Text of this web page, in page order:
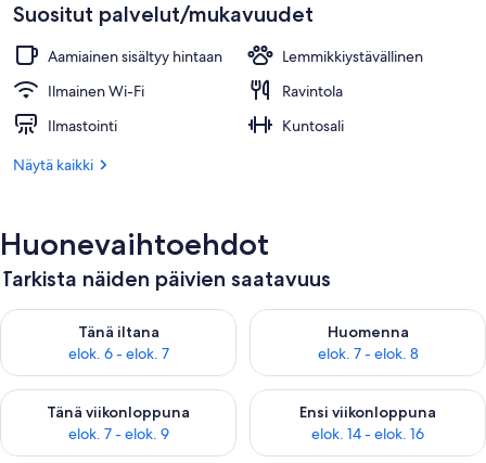
2 ravintolaa, joissa tarjoillaan lounas
Suositut palvelut/mukavuudet
Aamiainen sisältyy hintaan
Lemmikkiystävällinen
Ilmainen Wi-Fi
Ravintola
Ilmastointi
Kuntosali
Näytä kaikki
Huonevaihtoehdot
Tarkista näiden päivien saatavuus
Tänä iltana
elok. 6 - elok. 7
Tarkista tämän illan saatavuus elok. 6 - elok. 7
Huomenna
elok. 7 - elok. 8
Tarkista huomisen saatavuus
Tänä viikonloppuna
elok. 7 - elok. 9
Tarkista tämän viikonlopun saatavuus elok. 7 - elok. 9
Ensi viikonloppuna
elok. 14 - elok. 16
Tarkista ensi viikonlopun